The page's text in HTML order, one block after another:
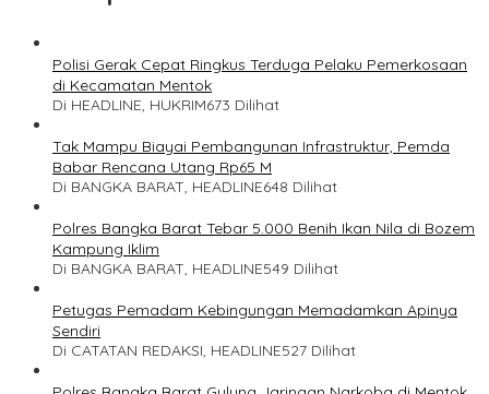
Polisi Gerak Cepat Ringkus Terduga Pelaku Pemerkosaan
di Kecamatan Mentok
Di HEADLINE, HUKRIM673 Dilihat
Tak Mampu Biayai Pembangunan Infrastruktur, Pemda
Babar Rencana Utang Rp65 M
Di BANGKA BARAT, HEADLINE648 Dilihat
Polres Bangka Barat Tebar 5.000 Benih Ikan Nila di Bozem
Kampung Iklim
Di BANGKA BARAT, HEADLINE549 Dilihat
Petugas Pemadam Kebingungan Memadamkan Apinya
Sendiri
Di CATATAN REDAKSI, HEADLINE527 Dilihat